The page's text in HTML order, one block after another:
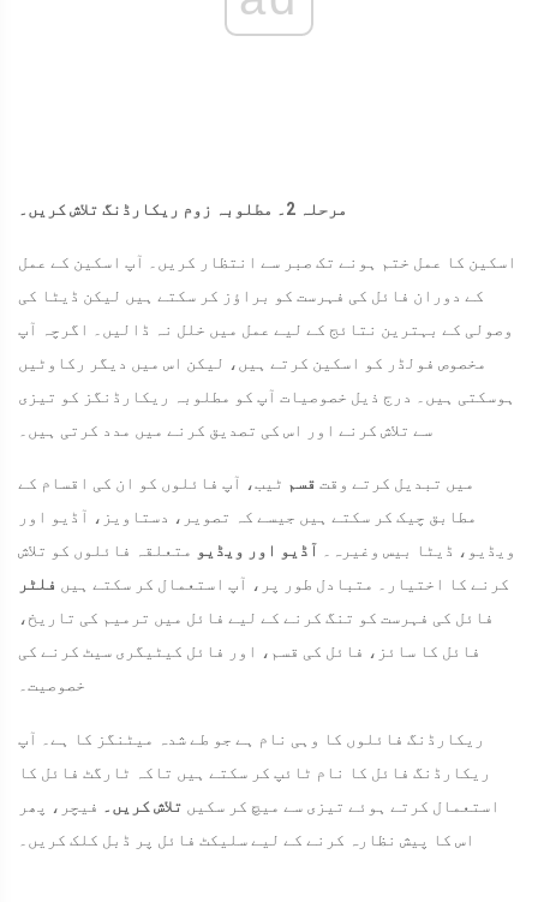
مرحلہ 2۔ مطلوبہ زوم ریکارڈنگ تلاش کریں۔
اسکین کا عمل ختم ہونے تک صبر سے انتظار کریں۔ آپ اسکین کے عمل
کے دوران فائل کی فہرست کو براؤز کر سکتے ہیں لیکن ڈیٹا کی
وصولی کے بہترین نتائج کے لیے عمل میں خلل نہ ڈالیں۔ اگرچہ آپ
مخصوص فولڈر کو اسکین کرتے ہیں، لیکن اس میں دیگر رکاوٹیں
ہوسکتی ہیں۔ درج ذیل خصوصیات آپ کو مطلوبہ ریکارڈنگز کو تیزی
سے تلاش کرنے اور اس کی تصدیق کرنے میں مدد کرتی ہیں۔
میں تبدیل کرتے وقت قسم ٹیب، آپ فائلوں کو ان کی اقسام کے
مطابق چیک کر سکتے ہیں جیسے کہ تصویر، دستاویز، آڈیو اور
ویڈیو، ڈیٹا بیس وغیرہ۔ آڈیو اور ویڈیو متعلقہ فائلوں کو تلاش
کرنے کا اختیار۔ متبادل طور پر، آپ استعمال کر سکتے ہیں فلٹر
فائل کی فہرست کو تنگ کرنے کے لیے فائل میں ترمیم کی تاریخ،
فائل کا سائز، فائل کی قسم، اور فائل کیٹیگری سیٹ کرنے کی
خصوصیت۔
ریکارڈنگ فائلوں کا وہی نام ہے جو طے شدہ میٹنگز کا ہے۔ آپ
ریکارڈنگ فائل کا نام ٹائپ کر سکتے ہیں تاکہ ٹارگٹ فائل کا
استعمال کرتے ہوئے تیزی سے میچ کر سکیں تلاش کریں۔ فیچر، پھر
اس کا پیش نظارہ کرنے کے لیے سلیکٹ فائل پر ڈبل کلک کریں۔